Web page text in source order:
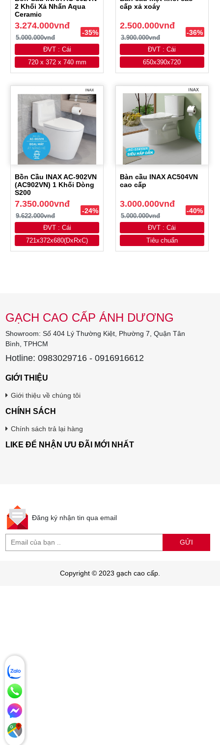
2 Khối Xả Nhấn Aqua
Ceramic
3.274.000vnđ
5.000.000vnđ
-35%
ĐVT : Cái
720 x 372 x 740 mm
cấp xả xoáy
2.500.000vnđ
3.900.000vnđ
-36%
ĐVT : Cái
650x390x720
Bồn Cầu INAX AC-902VN
(AC902VN) 1 Khối Dòng
S200
7.350.000vnđ
9.622.000vnđ
-24%
ĐVT : Cái
721x372x680(DxRxC)
Bàn cầu INAX AC504VN
cao cấp
3.000.000vnđ
5.000.000vnđ
-40%
ĐVT : Cái
Tiêu chuẩn
GẠCH CAO CẤP ÁNH DƯƠNG
Showroom: Số 404 Lý Thường Kiệt, Phường 7, Quận Tân
Bình, TPHCM
Hotline: 0983029716 - 0916916612
GIỚI THIỆU
Giới thiệu về chúng tôi
CHÍNH SÁCH
Chính sách trả lại hàng
LIKE ĐỂ NHẬN ƯU ĐÃI MỚI NHẤT
Đăng ký nhận tin qua email
GỬI
Copyright © 2023 gạch cao cấp.